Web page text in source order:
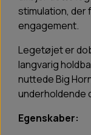
stimulation,
engagement.
Legetøjet er
langvarig
nuttede Big
underholdende
Egenskaber: